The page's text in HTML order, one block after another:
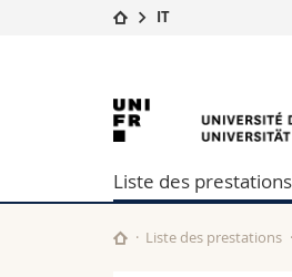
Etudes
Campus
Université
Formation
IT
Université
de
Fribourg
Liste des prestations
Liste des prestations